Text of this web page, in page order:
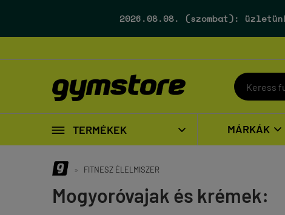
2026.08.08. (szombat):
 TERMÉKEK  MÁRKÁK 
» FITNESZ ÉLELMISZER
Mogyoróvajak és krémek: